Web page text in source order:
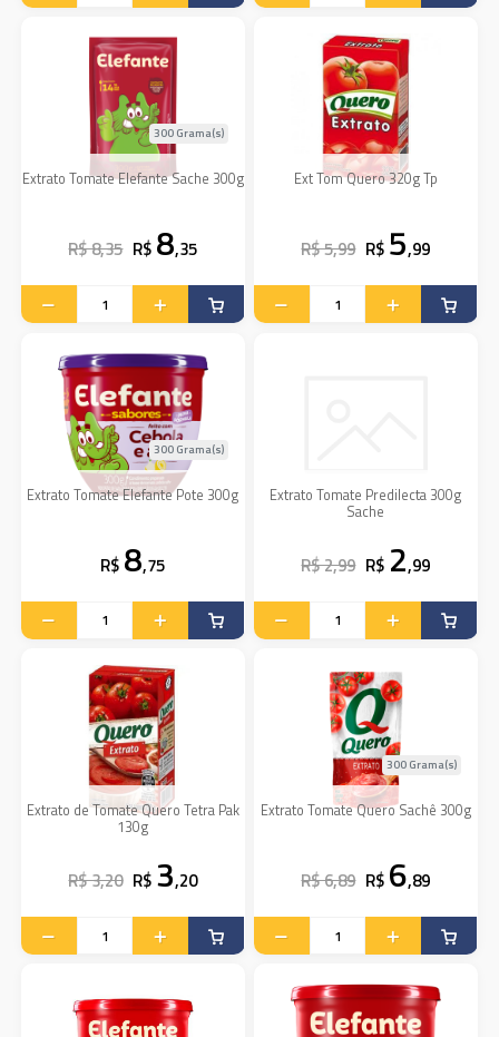
Extrato Tomate Elefante Sache 300g
300 Grama(s)
R$ 8,35 R$ 8,35
Ext Tom Quero 320g Tp
R$ 5,99 R$ 5,99
Extrato Tomate Elefante Pote 300g
300 Grama(s)
R$ 8,75
Extrato Tomate Predilecta 300g
Sache
R$ 2,99 R$ 2,99
Extrato de Tomate Quero Tetra Pak
130g
R$ 3,20 R$ 3,20
Extrato Tomate Quero Sachê 300g
300 Grama(s)
R$ 6,89 R$ 6,89